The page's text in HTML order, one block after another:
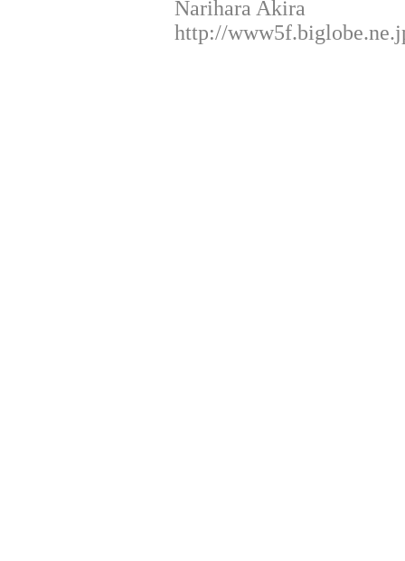
Narihara Akira
http://